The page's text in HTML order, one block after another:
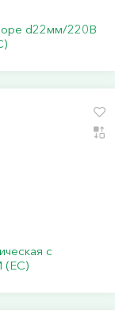
d22мм/220В
с
(ЕС)